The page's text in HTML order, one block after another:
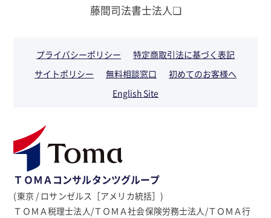
藤間司法書士法人❏
プライバシーポリシー
特定商取引法に基づく表記
サイトポリシー
無料相談窓口
初めてのお客様へ
English Site
ＴＯＭＡコンサルタンツグループ
(東京 / ロサンゼルス［アメリカ統括］)
ＴＯＭＡ税理士法人/ＴＯＭＡ社会保険労務士法人/ＴＯＭＡ行